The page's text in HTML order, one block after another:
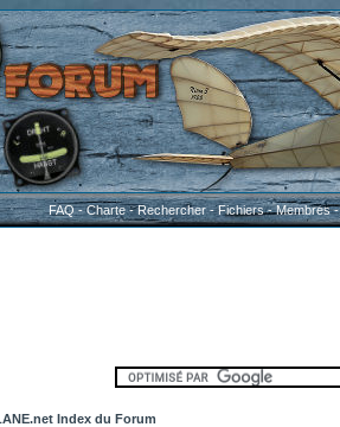
FAQ-Charte-Rechercher-Fichiers-Membres
Index du Forum